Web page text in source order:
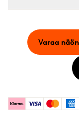
KlarnaVisa Mastercard
Varaa